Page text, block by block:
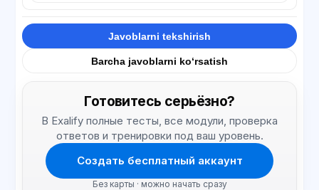
Javoblarni tekshirish
Barcha javoblarni ko‘rsatish
Готовитесь серьёзно?
В Exalify полные тесты, все модули, проверка
ответов и тренировки под ваш уровень.
Создать бесплатный аккаунт
Без карты · можно начать сразу